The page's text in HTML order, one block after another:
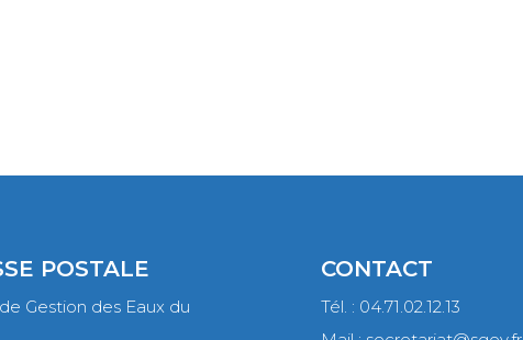
POSTALE
Gestion des Eaux du
CONTACT
Tél. : 04.71.02.12.13